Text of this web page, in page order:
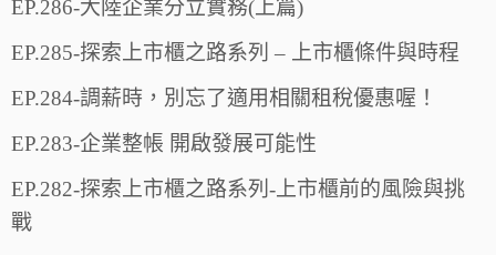
EP.286-大陸企業分立實務(上篇)
EP.285-探索上市櫃之路系列 – 上市櫃條件與時程
EP.284-調薪時，別忘了適用相關租稅優惠喔！
EP.283-企業整帳 開啟發展可能性
EP.282-探索上市櫃之路系列-上市櫃前的風險與挑
戰